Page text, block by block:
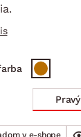
v e-shope